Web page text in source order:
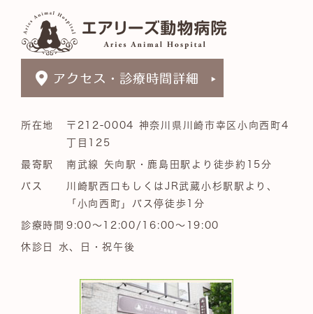
所在地
〒212-0004 神奈川県川崎市幸区小向西町4
丁目125
最寄駅 南武線 矢向駅・鹿島田駅より徒歩約15分
バス
川崎駅西口もしくはJR武蔵小杉駅駅より、
「小向西町」バス停徒歩1分
診療時間 9:00～12:00/16:00～19:00
休診日 水、日・祝午後